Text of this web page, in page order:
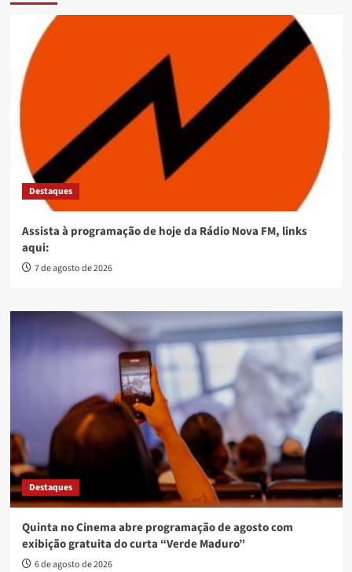
Destaques
Assista à programação de hoje da Rádio Nova FM, links
aqui:
7 de agosto de 2026
Destaques
Quinta no Cinema abre programação de agosto com
exibição gratuita do curta “Verde Maduro”
6 de agosto de 2026